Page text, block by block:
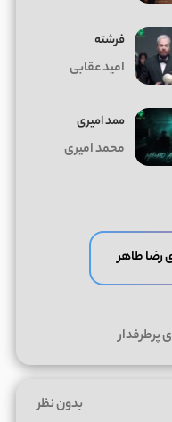
فرشته
امید عقابی
ممد امیری
محمد امیری
رضا طاهر
پرطرفدار
بدون نظر